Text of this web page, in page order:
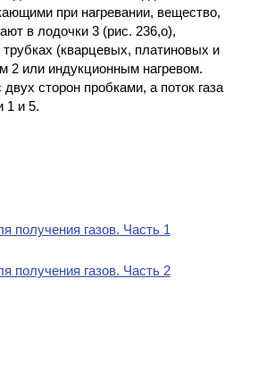
при нагревании, вещество,
в лодочки 3 (рис. 236,о),
(кварцевых, платиновых и
2 или индукционным нагревом.
сторон пробками, а поток газа
1 и 5.
получения газов. Часть 1
получения газов. Часть 2